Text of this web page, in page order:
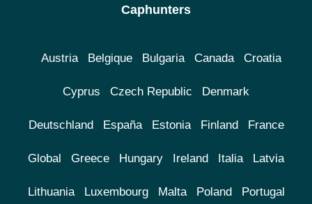
Caphunters
Austria Belgique Bulgaria Canada Croatia
Cyprus Czech Republic Denmark
Deutschland España Estonia Finland France
Global Greece Hungary Ireland Italia Latvia
Lithuania Luxembourg Malta Poland Portugal